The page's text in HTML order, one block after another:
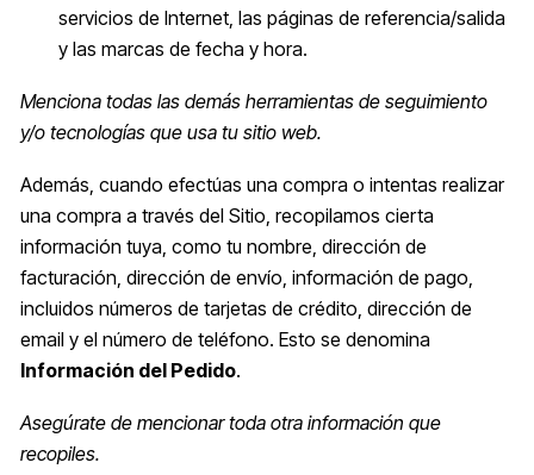
servicios de Internet, las páginas de referencia/salida
y las marcas de fecha y hora.
Menciona todas las demás herramientas de seguimiento
y/o tecnologías que usa tu sitio web.
Además, cuando efectúas una compra o intentas realizar
una compra a través del Sitio, recopilamos cierta
información tuya, como tu nombre, dirección de
facturación, dirección de envío, información de pago,
incluidos números de tarjetas de crédito, dirección de
email y el número de teléfono. Esto se denomina
Información del Pedido.
Asegúrate de mencionar toda otra información que
recopiles.